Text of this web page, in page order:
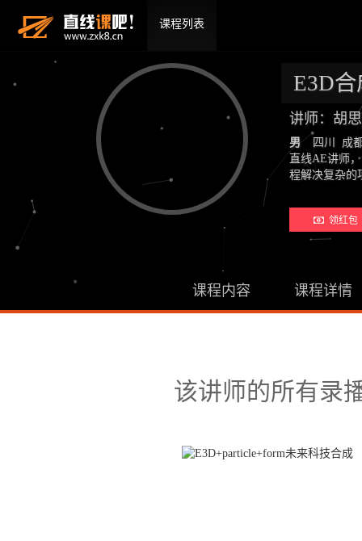
课程列表
E3D
讲师：胡
男
四川 成
直线AE讲师
程解决复杂
领红包
课程内容 课程详情
该讲师的所有录